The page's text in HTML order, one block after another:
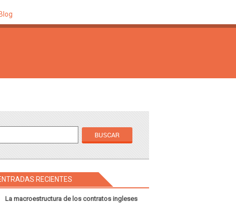
Blog
RECIENTES
La macroestructura de los contratos ingleses